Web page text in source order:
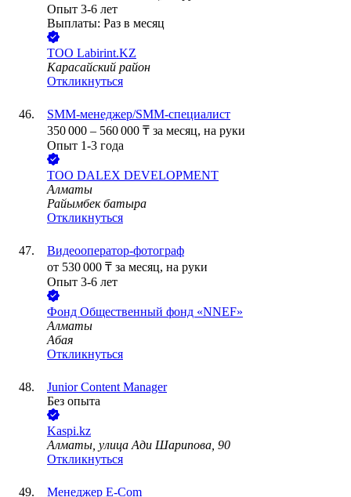
Опыт 3-6 лет
Выплаты: Раз в месяц
ТОО Labirint.KZ
Карасайский район
Откликнуться
SMM-менеджер/SMM-специалист
350 000 – 560 000 ₸ за месяц, на руки
Опыт 1-3 года
ТОО DALEX DEVELOPMENT
Алматы
Райымбек батыра
Откликнуться
Видеооператор-фотограф
от 530 000 ₸ за месяц, на руки
Опыт 3-6 лет
Фонд Общественный фонд «NNEF»
Алматы
Абая
Откликнуться
Junior Content Manager
Без опыта
Kaspi.kz
Алматы, улица Ади Шарипова, 90
Откликнуться
Менеджер Е-Сom